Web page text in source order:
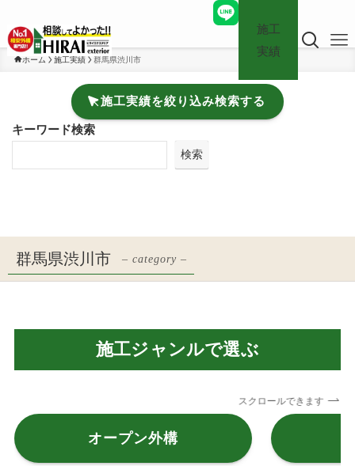
施工
実績
ホーム 施工実績 群馬県渋川市
施工実績を絞り込み検索する
キーワード検索
検索
群馬県渋川市 – category –
施工ジャンルで選ぶ
スクロールできます
オープン外構